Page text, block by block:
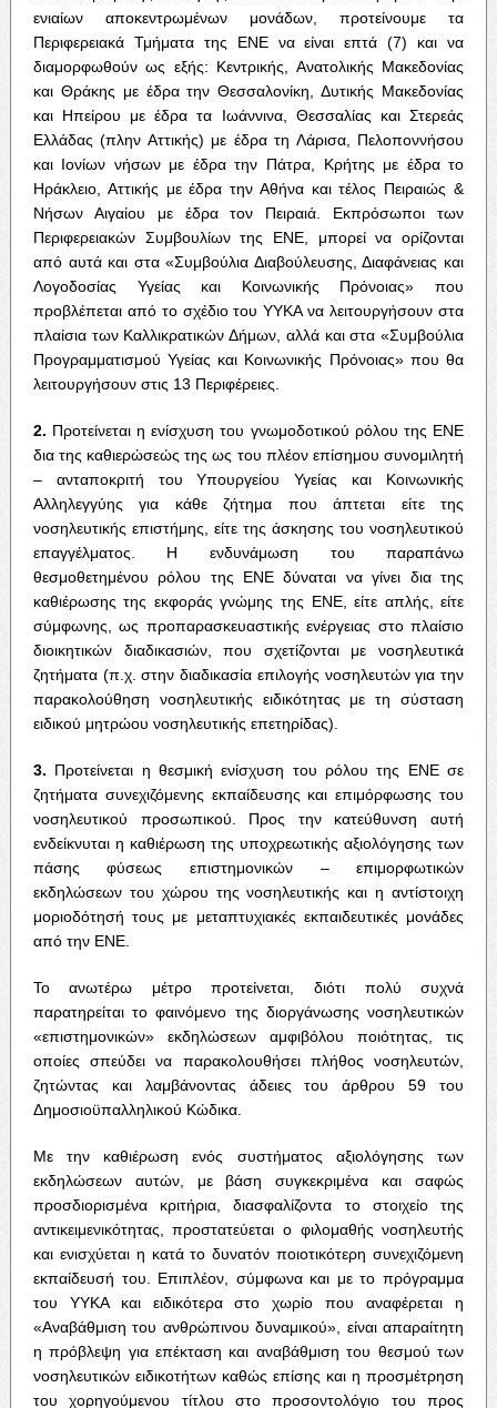
ενιαίων αποκεντρωμένων μονάδων, προτείνουμε τα
Περιφερειακά Τμήματα της ΕΝΕ να είναι επτά (7) και να
διαμορφωθούν ως εξής: Κεντρικής, Ανατολικής Μακεδονίας
και Θράκης με έδρα την Θεσσαλονίκη, Δυτικής Μακεδονίας
και Ηπείρου με έδρα τα Ιωάννινα, Θεσσαλίας και Στερεάς
Ελλάδας (πλην Αττικής) με έδρα τη Λάρισα, Πελοποννήσου
και Ιονίων νήσων με έδρα την Πάτρα, Κρήτης με έδρα το
Ηράκλειο, Αττικής με έδρα την Αθήνα και τέλος Πειραιώς &
Νήσων Αιγαίου με έδρα τον Πειραιά. Εκπρόσωποι των
Περιφερειακών Συμβουλίων της ΕΝΕ, μπορεί να ορίζονται
από αυτά και στα «Συμβούλια Διαβούλευσης, Διαφάνειας και
Λογοδοσίας Υγείας και Κοινωνικής Πρόνοιας» που
προβλέπεται από το σχέδιο του ΥΥΚΑ να λειτουργήσουν στα
πλαίσια των Καλλικρατικών Δήμων, αλλά και στα «Συμβούλια
Προγραμματισμού Υγείας και Κοινωνικής Πρόνοιας» που θα
λειτουργήσουν στις 13 Περιφέρειες.
2. Προτείνεται η ενίσχυση του γνωμοδοτικού ρόλου της ΕΝΕ
δια της καθιερώσεώς της ως του πλέον επίσημου συνομιλητή
– ανταποκριτή του Υπουργείου Υγείας και Κοινωνικής
Αλληλεγγύης για κάθε ζήτημα που άπτεται είτε της
νοσηλευτικής επιστήμης, είτε της άσκησης του νοσηλευτικού
επαγγέλματος. Η ενδυνάμωση του παραπάνω
θεσμοθετημένου ρόλου της ΕΝΕ δύναται να γίνει δια της
καθιέρωσης της εκφοράς γνώμης της ΕΝΕ, είτε απλής, είτε
σύμφωνης, ως προπαρασκευαστικής ενέργειας στο πλαίσιο
διοικητικών διαδικασιών, που σχετίζονται με νοσηλευτικά
ζητήματα (π.χ. στην διαδικασία επιλογής νοσηλευτών για την
παρακολούθηση νοσηλευτικής ειδικότητας με τη σύσταση
ειδικού μητρώου νοσηλευτικής επετηρίδας).
3. Προτείνεται η θεσμική ενίσχυση του ρόλου της ΕΝΕ σε
ζητήματα συνεχιζόμενης εκπαίδευσης και επιμόρφωσης του
νοσηλευτικού προσωπικού. Προς την κατεύθυνση αυτή
ενδείκνυται η καθιέρωση της υποχρεωτικής αξιολόγησης των
πάσης φύσεως επιστημονικών – επιμορφωτικών
εκδηλώσεων του χώρου της νοσηλευτικής και η αντίστοιχη
μοριοδότησή τους με μεταπτυχιακές εκπαιδευτικές μονάδες
από την ΕΝΕ.
Το ανωτέρω μέτρο προτείνεται, διότι πολύ συχνά
παρατηρείται το φαινόμενο της διοργάνωσης νοσηλευτικών
«επιστημονικών» εκδηλώσεων αμφιβόλου ποιότητας, τις
οποίες σπεύδει να παρακολουθήσει πλήθος νοσηλευτών,
ζητώντας και λαμβάνοντας άδειες του άρθρου 59 του
Δημοσιοϋπαλληλικού Κώδικα.
Με την καθιέρωση ενός συστήματος αξιολόγησης των
εκδηλώσεων αυτών, με βάση συγκεκριμένα και σαφώς
προσδιορισμένα κριτήρια, διασφαλίζοντα το στοιχείο της
αντικειμενικότητας, προστατεύεται ο φιλομαθής νοσηλευτής
και ενισχύεται η κατά το δυνατόν ποιοτικότερη συνεχιζόμενη
εκπαίδευσή του. Επιπλέον, σύμφωνα και με το πρόγραμμα
του ΥΥΚΑ και ειδικότερα στο χωρίο που αναφέρεται η
«Αναβάθμιση του ανθρώπινου δυναμικού», είναι απαραίτητη
η πρόβλεψη για επέκταση και αναβάθμιση του θεσμού των
νοσηλευτικών ειδικοτήτων καθώς επίσης και η προσμέτρηση
του χορηγούμενου τίτλου στο προσοντολόγιο του προς